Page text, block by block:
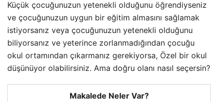
Küçük çocuğunuzun yetenekli olduğunu öğrendiyseniz
ve çocuğunuzun uygun bir eğitim almasını sağlamak
istiyorsanız veya çocuğunuzun yetenekli olduğunu
biliyorsanız ve yeterince zorlanmadığından çocuğu
okul ortamından çıkarmanız gerekiyorsa, Özel bir okul
düşünüyor olabilirsiniz. Ama doğru olanı nasıl seçersin?
Makalede Neler Var?